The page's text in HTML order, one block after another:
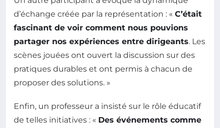
d’échange créée par la représentation : « C’était
fascinant de voir comment nous pouvions
partager nos expériences entre dirigeants. Les
scènes jouées ont ouvert la discussion sur des
pratiques durables et ont permis à chacun de
proposer des solutions. »
Enfin, un professeur a insisté sur le rôle éducatif
de telles initiatives : « Des événements comme